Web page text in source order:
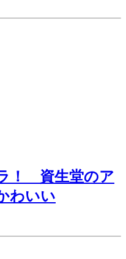
！ 資生堂のア
わいい